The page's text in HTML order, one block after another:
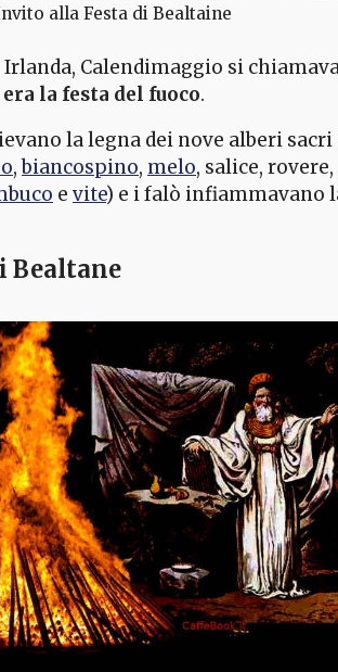
alla Festa di Bealtaine
Calendimaggio si
la festa del fuoco.
la legna dei nove alberi sacri
,biancospino, melo, salice, rovere,
e vite) e i falò infiammavano
Bealtane